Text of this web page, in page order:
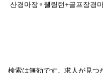
산경마장♀웰링턴+골프장경
検索は無効です。求人が見つ